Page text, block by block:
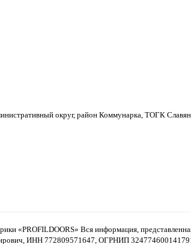
округ, район Коммунарка, ТОГК
«PROFILDOORS» Вся информация,
ИНН 772809571647, ОГРНИП